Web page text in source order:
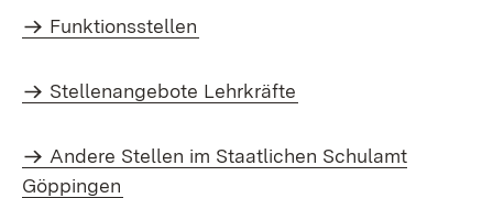
Funktionsstellen
Stellenangebote Lehrkräfte
Andere Stellen im Staatlichen Schulamt
Göppingen